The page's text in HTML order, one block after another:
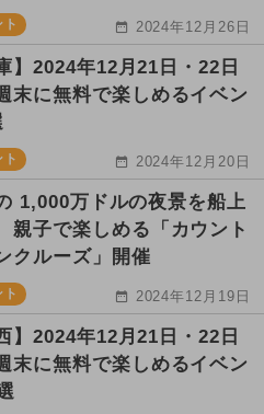
2024年12月26日
】2024年12月21日・22日
末に無料で楽しめるイベン
2024年12月20日
1,000万ドルの夜景を船上
子で楽しめる「カウント
クルーズ」開催
2024年12月19日
】2024年12月21日・22日
末に無料で楽しめるイベン